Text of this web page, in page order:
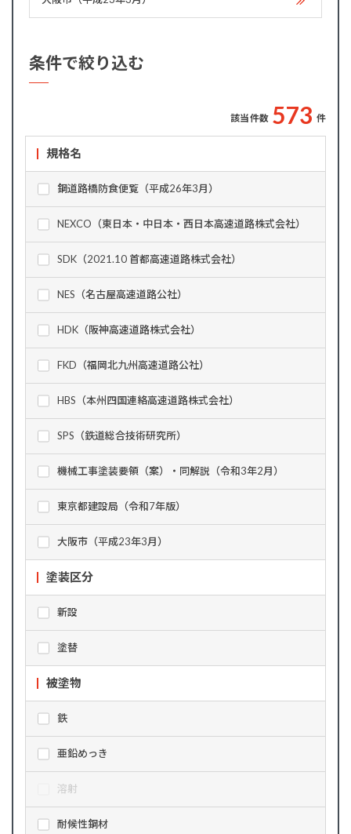
条件で絞り込む
該当件数 573 件
規格名
鋼道路橋防食便覧（平成26年3月）
NEXCO（東日本・中日本・西日本高速道路株式会社）
SDK（2021.10 首都高速道路株式会社）
NES（名古屋高速道路公社）
HDK（阪神高速道路株式会社）
FKD（福岡北九州高速道路公社）
HBS（本州四国連絡高速道路株式会社）
SPS（鉄道総合技術研究所）
機械工事塗装要領（案）・同解説（令和3年2月）
東京都建設局（令和7年版）
大阪市（平成23年3月）
塗装区分
新設
塗替
被塗物
鉄
亜鉛めっき
溶射
耐候性鋼材